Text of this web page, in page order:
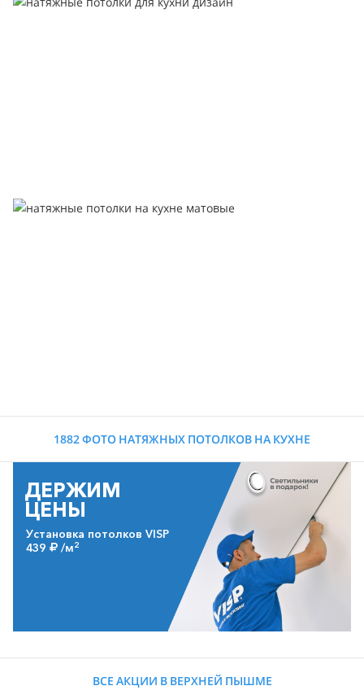
1882 ФОТО НАТЯЖНЫХ ПОТОЛКОВ НА КУХНЕ
ДЕРЖИМ
ЦЕНЫ
Установка потолков VISP
439
/м2
ВСЕ АКЦИИ В ВЕРХНЕЙ ПЫШМЕ